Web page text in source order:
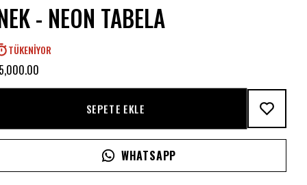
- NEON TABELA
TÜKENIYOR
SEPETE EKLE
WHATSAPP